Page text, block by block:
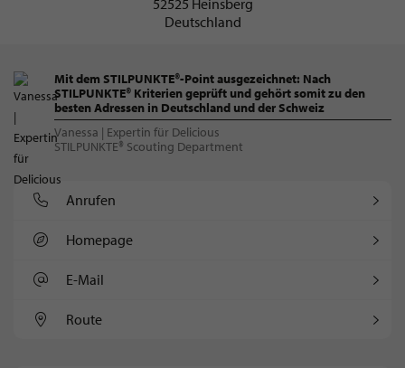
52525 Heinsberg
Deutschland
Mit dem STILPUNKTE®-Point ausgezeichnet: Nach
STILPUNKTE® Kriterien geprüft und gehört somit zu den
besten Adressen in Deutschland und der Schweiz
Vanessa | Expertin für Delicious
STILPUNKTE® Scouting Department
Anrufen
Homepage
E-Mail
Route